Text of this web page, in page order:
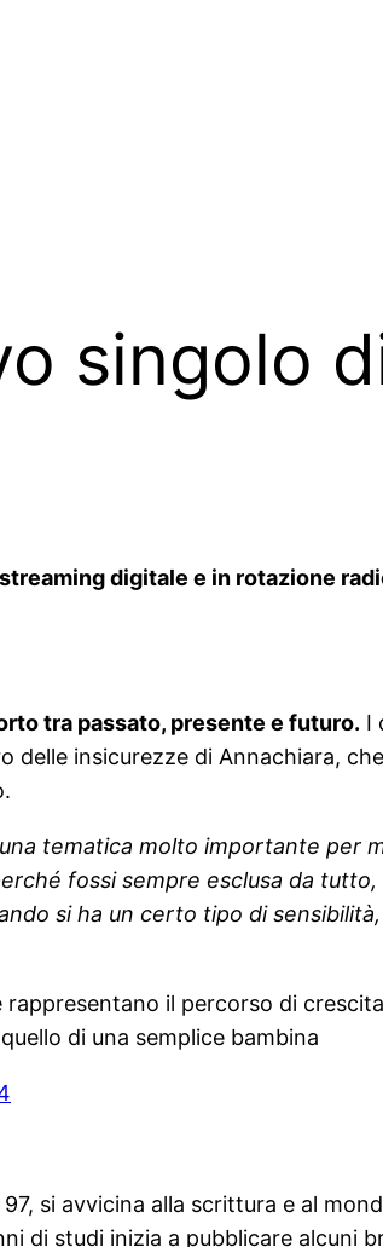
singolo
digitale e in rotazione
tra passato, presente e futuro. I
delle insicurezze di Annachiara,
tematica molto importante per
fossi sempre esclusa da
si ha un certo tipo di
il percorso di
di una semplice bambina
97, si avvicina alla scrittura e al
di studi inizia a pubblicare alcuni